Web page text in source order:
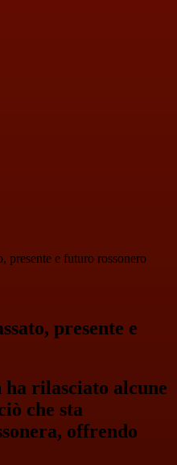
presente e futuro rossonero
presente e
rilasciato alcune
che sta
offrendo